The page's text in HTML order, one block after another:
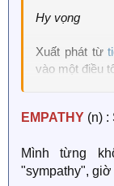
Hy vọng
Xuất phát từ
vào một điều
Germanic. Hy
chỉ sức mạnh
EMPATHY (n) :
Mình từng
"sympathy",